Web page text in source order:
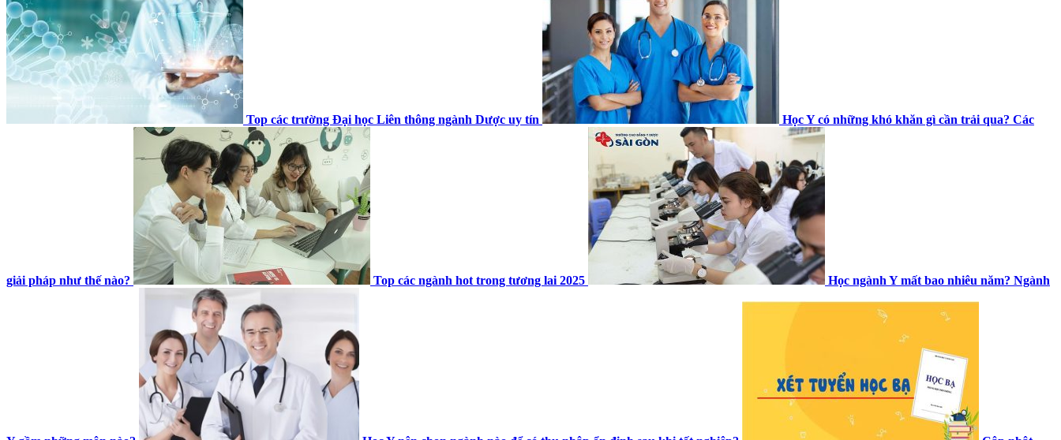
Top các trường Đại học Liên thông ngành Dược uy tín Học Y có những khó khăn gì cần trải qua? Các
giải pháp như thế nào? Top các ngành hot trong tương lai 2025 Học ngành Y mất bao nhiêu năm? Ngành